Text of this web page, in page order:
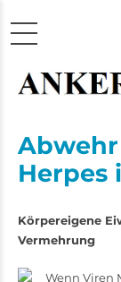
Herpes
Körpereigene
Vermehrung
Wenn Viren